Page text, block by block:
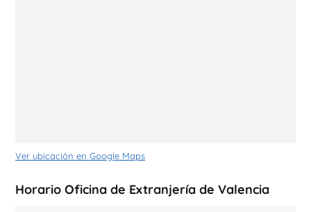
Ver ubicación en Google Maps
Horario Oficina de Extranjería de Valencia